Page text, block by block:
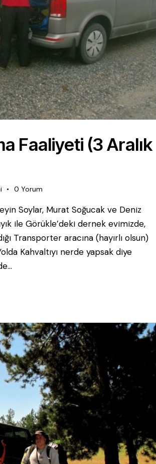
Faaliyeti (3 Aralık
0 Yorum
Soylar, Murat Soğucak ve Deniz
ile Görükle’deki dernek evimizde,
Transporter aracına (hayırlı olsun)
Kahvaltıyı nerde yapsak diye